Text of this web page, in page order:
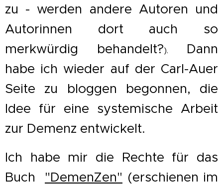
zu - werden andere Autoren und
Autorinnen dort auch so
merkwürdig behandelt?).
Dann
habe ich wieder auf der Carl-Auer
Seite zu bloggen begonnen, die
Idee für eine systemische Arbeit
zur Demenz entwickelt.
Ich habe mir die Rechte für das
Buch "DemenZen" (erschienen im